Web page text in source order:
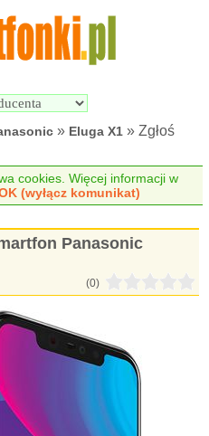
» Eluga X1 » Zgłoś
cookies. Więcej informacji w
(wyłącz komunikat)
Panasonic
(0)